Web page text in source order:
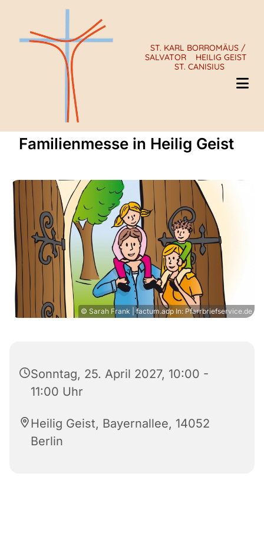
ST. KARL BORROMÄUS /
SALVATOR
HEILIG GEIST
ST. CANISIUS
Familienmesse in Heilig Geist
© Sarah Frank | factum.adp In: Pfarrbriefservice.de
Sonntag, 25. April 2027, 10:00 -
11:00 Uhr
Heilig Geist, Bayernallee, 14052
Berlin